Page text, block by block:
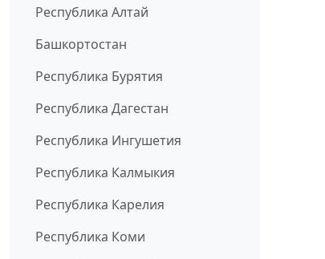
Республика Алтай
Башкортостан
Республика Бурятия
Республика Дагестан
Республика Ингушетия
Республика Калмыкия
Республика Карелия
Республика Коми